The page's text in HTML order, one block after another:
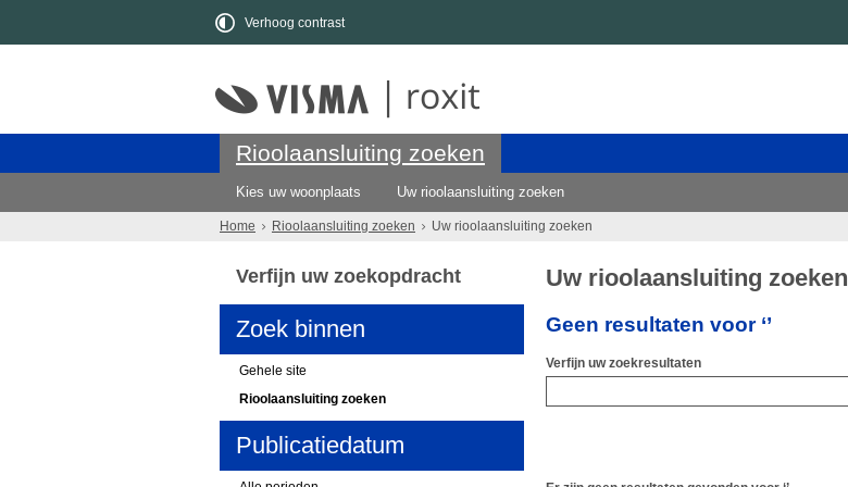
Verhoog contrast
Rioolaansluiting zoeken
Kies uw woonplaats Uw rioolaansluiting zoeken
Home Rioolaansluiting zoeken Uw rioolaansluiting zoeken
Uw rioolaansluiting zoeken
Geen resultaten voor ‘’
Verfijn uw zoekresultaten
Verfijn uw zoekopdracht
Zoek binnen
Gehele site
Rioolaansluiting zoeken
Publicatiedatum